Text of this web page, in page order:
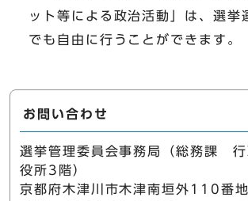
ット等による政治活動」は、選挙
でも自由に行うことができます。
お問い合わせ
選挙管理委員会事務局（総務課 行
役所3階）
京都府木津川市木津南垣外110番